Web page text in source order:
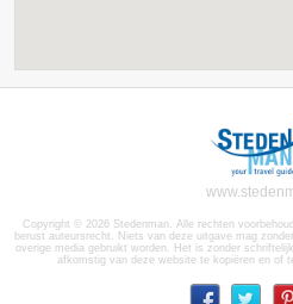
Copyright © 2026 Stedenman. Alle rechten
berust auteursrecht. Niets van deze uitgave mag
overige media gebruikt worden. Het is zonder
afkomstig van deze website te kopiëren en of